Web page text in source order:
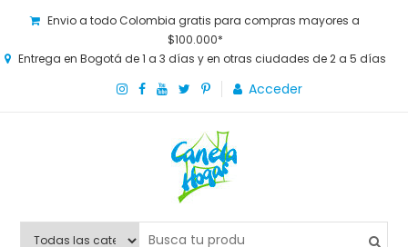
Envio a todo Colombia gratis para compras mayores a
$100.000*
Entrega en Bogotá de 1 a 3 días y en otras ciudades de 2 a 5 días
Acceder
Canela Hogar
novedosos productos para grandes y chicos, además de lo